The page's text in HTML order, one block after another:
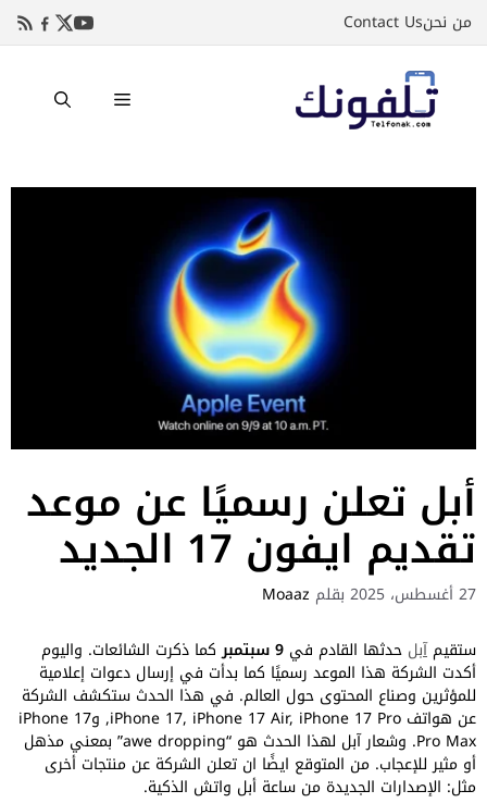
إلىمن نحنContact Us
القائمة
أبل تعلن رسميًا عن موعد
تقديم ايفون 17 الجديد
27 أغسطس، 2025 بقلم Moaaz
ستقيمآبل حدثها القادم في 9 سبتمبر كما ذكرت الشائعات. واليوم
أكدت الشركة هذا الموعد رسميًا كما بدأت في إرسال دعوات إعلامية
للمؤثرين وصناع المحتوى حول العالم. في هذا الحدث ستكشف الشركة
عن هواتف iPhone 17, iPhone 17 Air, iPhone 17 Pro, وiPhone 17
Pro Max. وشعار آبل لهذا الحدث هو “awe dropping” بمعني مذهل
أو مثير للإعجاب. من المتوقع ايضًا ان تعلن الشركة عن منتجات أخرى
مثل: الإصدارات الجديدة من ساعة أبل واتش الذكية.